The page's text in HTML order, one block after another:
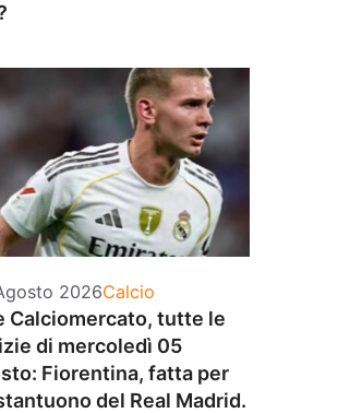
2026Categorie
Calcio
Calciomercato, tutte le
di mercoledì 05
Fiorentina, fatta per
del Real Madrid.